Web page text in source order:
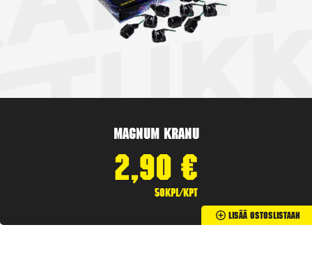
Magnum Kranu
2,90 €
50kpl/kpt
Lisää Ostoslistaan